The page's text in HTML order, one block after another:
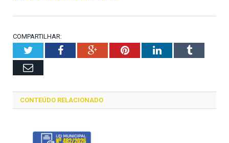
COMPARTILHAR:
TwitterFacebookGoogle+PinterestLinkedInTumblr
Email
CONTEÚDO RELACIONADO